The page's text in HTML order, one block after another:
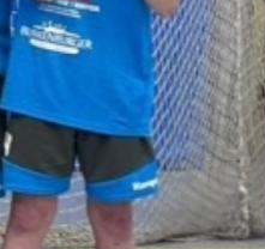
Mit
B-Jugend
Barleben
und wollten
mussten